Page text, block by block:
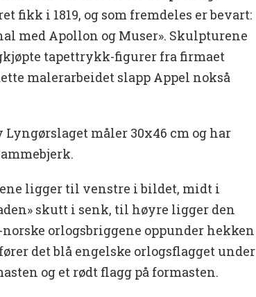
fikk i 1819, og som fremdeles er bevart:
med Apollon og Muser». Skulpturene
tapettrykk-figurer fra firmaet
malerarbeidet slapp Appel nokså
måler 30x46 cm og har
ligger til venstre i bildet, midt i
skutt i senk, til høyre ligger den
norske orlogsbriggene oppunder hekken
det blå engelske orlogsflagget under
og et rødt flagg på formasten.